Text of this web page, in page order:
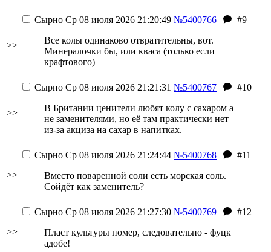
>>
Сырно Ср 08 июля 2026 21:20:49 №5400766
#9
Все колы одинаково отвратительны, вот.
Минералочки бы, или кваса (только если
крафтового)
>>
Сырно Ср 08 июля 2026 21:21:31 №5400767
#10
В Британии ценители любят колу с сахаром а
не заменителями, но её там практически нет
из-за акциза на сахар в напитках.
>>
Сырно Ср 08 июля 2026 21:24:44 №5400768
#11
Вместо поваренной соли есть морская соль.
Сойдёт как заменитель?
>>
Сырно Ср 08 июля 2026 21:27:30 №5400769
#12
Пласт культуры помер, следовательно - фуцк
адобе!